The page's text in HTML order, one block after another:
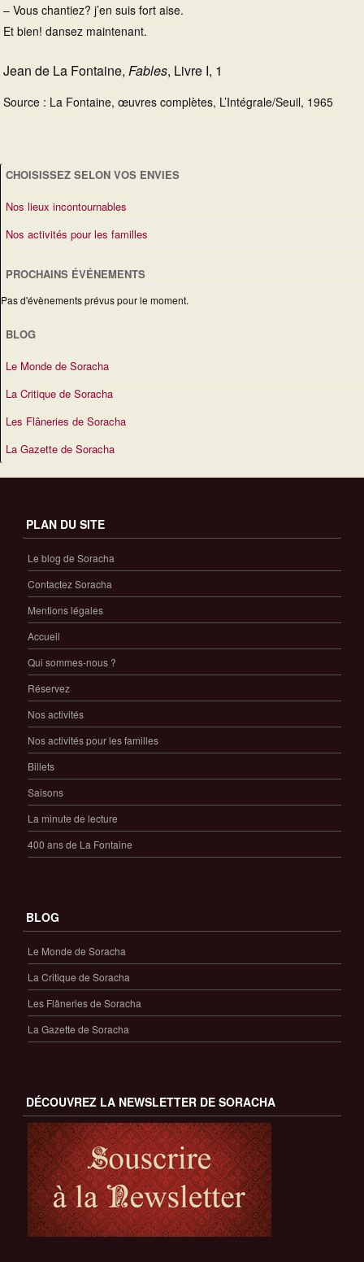
– Vous chantiez? j’en suis fort aise.
Et bien! dansez maintenant.
Jean de La Fontaine, Fables, Livre I, 1
Source : La Fontaine, œuvres complètes, L’Intégrale/Seuil, 1965
CHOISISSEZ SELON VOS ENVIES
Nos lieux incontournables
Nos activités pour les familles
PROCHAINS ÉVÉNEMENTS
Pas d'évènements prévus pour le moment.
BLOG
Le Monde de Soracha
La Critique de Soracha
Les Flâneries de Soracha
La Gazette de Soracha
PLAN DU SITE
Le blog de Soracha
Contactez Soracha
Mentions légales
Accueil
Qui sommes-nous ?
Réservez
Nos activités
Nos activités pour les familles
Billets
Saisons
La minute de lecture
400 ans de La Fontaine
BLOG
Le Monde de Soracha
La Critique de Soracha
Les Flâneries de Soracha
La Gazette de Soracha
DÉCOUVREZ LA NEWSLETTER DE SORACHA